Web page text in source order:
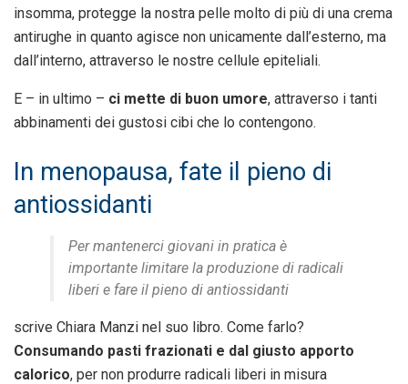
insomma, protegge la nostra pelle molto di più di una crema
antirughe in quanto agisce non unicamente dall’esterno, ma
dall’interno, attraverso le nostre cellule epiteliali.
E – in ultimo – ci mette di buon umore, attraverso i tanti
abbinamenti dei gustosi cibi che lo contengono.
In menopausa, fate il pieno di
antiossidanti
Per mantenerci giovani in pratica è
importante limitare la produzione di radicali
liberi e fare il pieno di antiossidanti
scrive Chiara Manzi nel suo libro. Come farlo?
Consumando pasti frazionati e dal giusto apporto
calorico, per non produrre radicali liberi in misura